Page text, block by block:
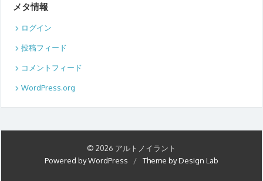
メタ情報
ログイン
投稿フィード
コメントフィード
WordPress.org
© 2026 アルトノイラント
Powered by WordPress
/ Theme by Design Lab